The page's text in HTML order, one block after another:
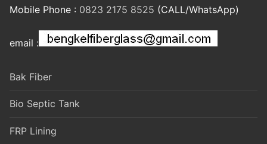
Mobile Phone : 0823 2175 8525 (CALL/WhatsApp)
email :
Bak Fiber
Bio Septic Tank
FRP Lining